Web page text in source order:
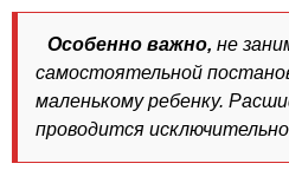
Особенно важно, не
самостоятельной
маленькому ребенку.
проводится